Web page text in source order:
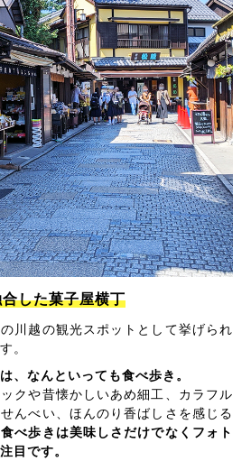
した菓子屋横丁
川越の観光スポットとして挙げられ
。
、なんといっても食べ歩き。
クや昔懐かしいあめ細工、カラフル
んべい、ほんのり香ばしさを感じる
べ歩きは美味しさだけでなくフォト
目です。